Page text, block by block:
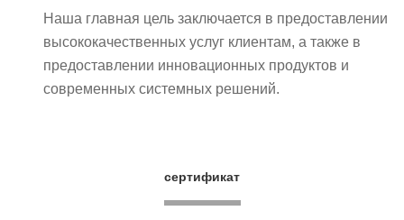
Наша главная цель заключается в предоставлении
высококачественных услуг клиентам, а также в
предоставлении инновационных продуктов и
современных системных решений.
сертификат